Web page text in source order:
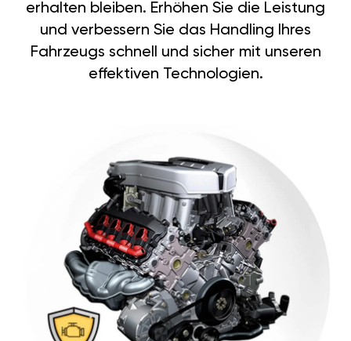
erhalten bleiben. Erhöhen Sie die Leistung
und verbessern Sie das Handling Ihres
Fahrzeugs schnell und sicher mit unseren
effektiven Technologien.